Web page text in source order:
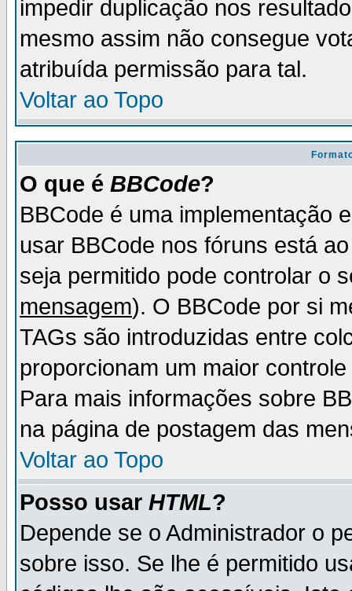
impedir duplicação nos
mesmo assim não consegue
atribuída permissão para tal.
Voltar ao Topo
O que é BBCode?
BBCode é uma implementação
usar BBCode nos fóruns está
seja permitido pode controlar o
mensagem). O BBCode por si
TAGs são introduzidas entre
proporcionam um maior
Para mais informações sobre
na página de postagem das
Voltar ao Topo
Posso usar HTML?
Depende se o Administrador o
sobre isso. Se lhe é permitido